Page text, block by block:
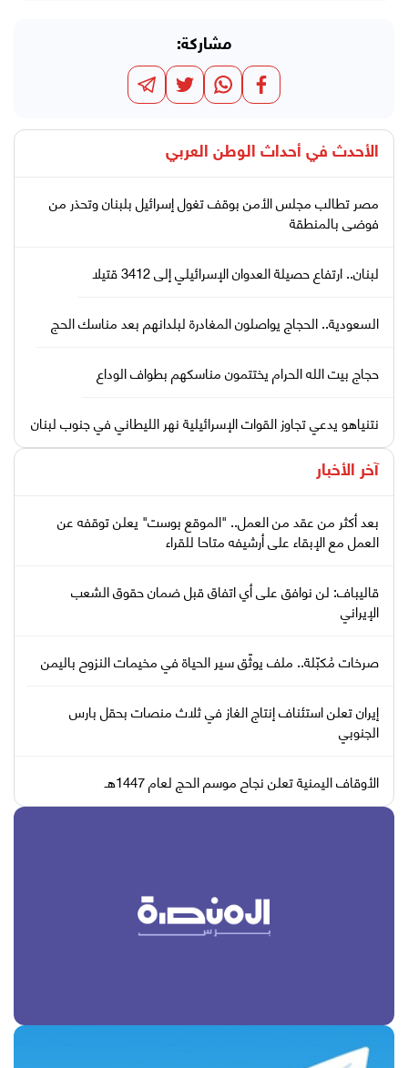
مشاركة:
الأحدث في أحداث الوطن العربي
مصر تطالب مجلس الأمن بوقف تغول إسرائيل بلبنان وتحذر من
فوضى بالمنطقة
لبنان.. ارتفاع حصيلة العدوان الإسرائيلي إلى 3412 قتيلا
السعودية.. الحجاج يواصلون المغادرة لبلدانهم بعد مناسك الحج
حجاج بيت الله الحرام يختتمون مناسكهم بطواف الوداع
نتنياهو يدعي تجاوز القوات الإسرائيلية نهر الليطاني في جنوب لبنان
آخر الأخبار
بعد أكثر من عقد من العمل.. "الموقع بوست" يعلن توقفه عن
العمل مع الإبقاء على أرشيفه متاحا للقراء
قاليباف: لن نوافق على أي اتفاق قبل ضمان حقوق الشعب
الإيراني
صرخات مُكبّلة.. ملف يوثّق سير الحياة في مخيمات النزوح باليمن
إيران تعلن استئناف إنتاج الغاز في ثلاث منصات بحقل بارس
الجنوبي
الأوقاف اليمنية تعلن نجاح موسم الحج لعام 1447هـ